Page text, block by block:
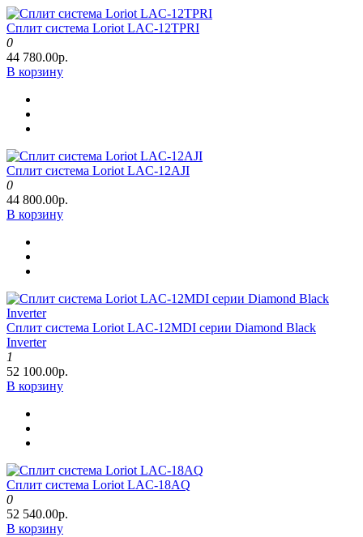
Сплит система Loriot LAC-12TPRI
0
44 780.00р.
В корзину
Сплит система Loriot LAC-12AJI
0
44 800.00р.
В корзину
Сплит система Loriot LAC-12MDI серии Diamond Black
Inverter
1
52 100.00р.
В корзину
Сплит система Loriot LAC-18AQ
0
52 540.00р.
В корзину